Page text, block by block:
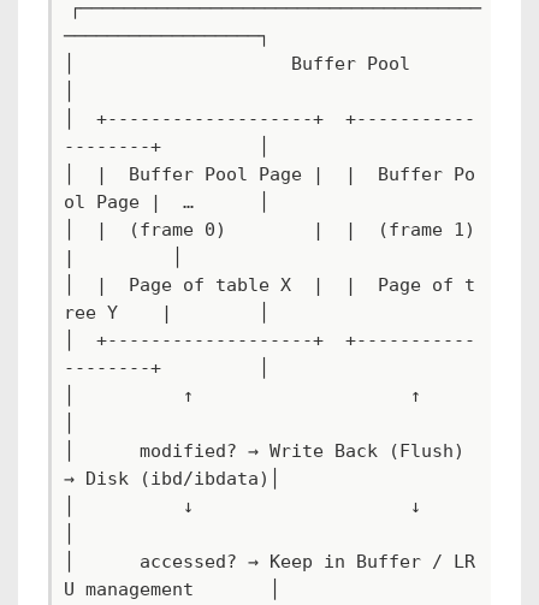
┌─────────────────────────────────────
──────────────────┐
│                    Buffer Pool
│  +-------------------+  +-----------
--------+         │
│  |  Buffer Pool Page |  |  Buffer Po
ol Page |  …      │
│  |  (frame 0)        |  |  (frame 1)
|         │
│  |  Page of table X  |  |  Page of t
ree Y    |        │
│  +-------------------+  +-----------
--------+         │
│          ↑                    ↑
│      modified? → Write Back (Flush)
→ Disk (ibd/ibdata)│
│          ↓                    ↓
│      accessed? → Keep in Buffer / LR
U management       │